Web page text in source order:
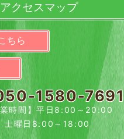
アクセスマップ
ちら
1580-7691
業時間】平日8:00～20:00
土曜日8:00～18:00